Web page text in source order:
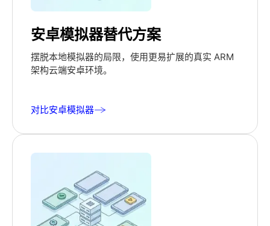
安卓模拟器替代方案
摆脱本地模拟器的局限，使用更易扩展的真实 ARM
架构云端安卓环境。
对比安卓模拟器